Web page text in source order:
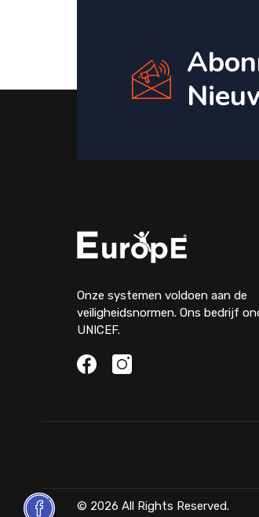
Onze systemen voldoen aan de
veiligheidsnormen. Ons bedrijf
UNICEF.
© 2026 All Rights Reserved.